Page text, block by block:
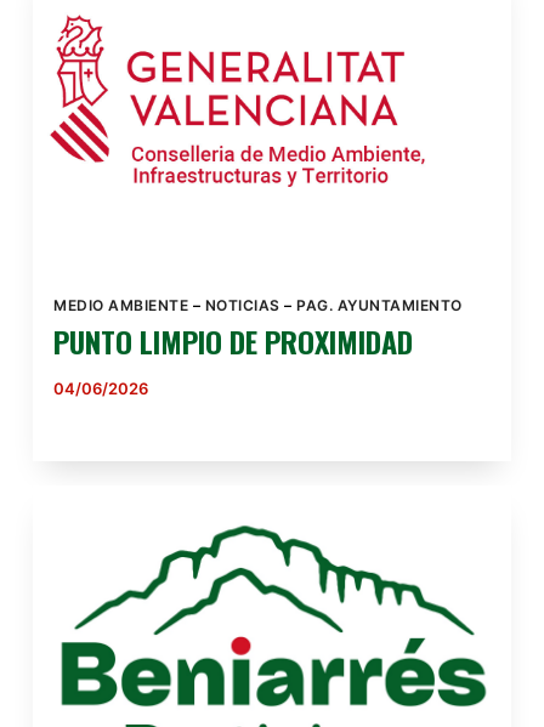
MEDIO AMBIENTE – NOTICIAS – PAG. AYUNTAMIENTO
PUNTO LIMPIO DE PROXIMIDAD
04/06/2026